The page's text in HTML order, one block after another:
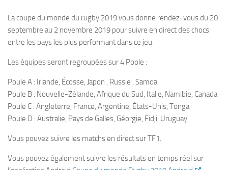
La coupe du monde du rugby 2019 vous donne rendez-vous du 20
septembre au 2 novembre 2019 pour suivre en direct des chocs
entre les pays les plus performant dans ce jeu.
Les équipes seront regroupées sur 4 Poole :
Poule A : Irlande, Écosse, Japon , Russie , Samoa
Poule B : Nouvelle-Zélande, Afrique du Sud, Italie, Namibie, Canada
Poule C : Angleterre, France, Argentine, États-Unis, Tonga
Poule D : Australie, Pays de Galles, Géorgie, Fidji, Uruguay
Vous pouvez suivre les matchs en direct sur TF1.
Vous pouvez également suivre les résultats en temps réel sur